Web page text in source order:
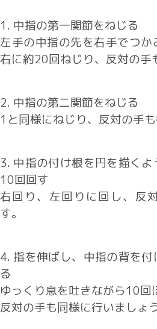
1. 中指の第一関節をねじる
左手の中指の先を右手でつ
右に約20回ねじり、反対の手
2. 中指の第二関節をねじる
1と同様にねじり、反対の手も
3. 中指の付け根を円を描く
10回回す
右回り、左回りに回し、反
す。
4. 指を伸ばし、中指の背を
る
ゆっくり息を吐きながら10回
反対の手も同様に行いましょう